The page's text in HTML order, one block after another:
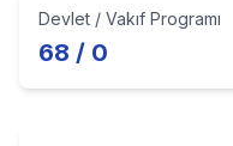
Devlet / Vakıf Programı
68 / 0